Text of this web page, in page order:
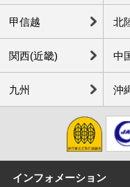
甲信越 北
関西(近畿) 中
九州 沖
インフォメーション